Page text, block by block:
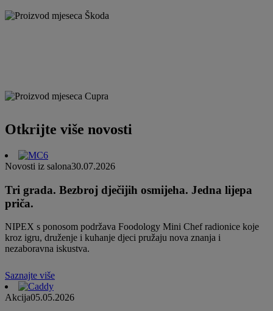
Otkrijte više novosti
Novosti iz salona30.07.2026
Tri grada. Bezbroj dječijih osmijeha. Jedna lijepa
priča.
NIPEX s ponosom podržava Foodology Mini Chef radionice koje
kroz igru, druženje i kuhanje djeci pružaju nova znanja i
nezaboravna iskustva.
Saznajte više
Akcija05.05.2026